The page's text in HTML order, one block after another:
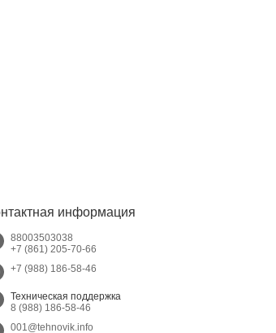
информация
88003503038
+7 (861) 205-70-66
+7 (988) 186-58-46
Техническая поддержка
8 (988) 186-58-46
001@tehnovik.info